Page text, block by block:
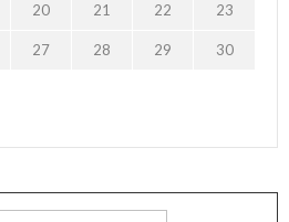
20 21 22 23
27 28 29 30